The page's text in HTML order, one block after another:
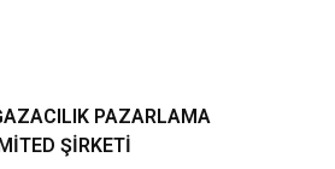
PAZARLAMA
ŞIRKETI